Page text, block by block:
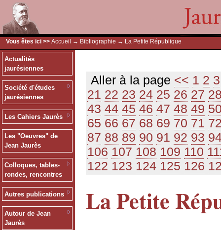
Vous êtes ici >> Accueil → Bibliographie → La Petite République
Actualités
jaurésiennes
Société d'études
jaurésiennes
Les Cahiers Jaurès
Les "Oeuvres" de
Jean Jaurès
Colloques, tables-
rondes, rencontres
Autres publications
Autour de Jean
Jaurès
Aller à la page << 1 2 3
21 22 23 24 25 26 27
43 44 45 46 47 48 49
65 66 67 68 69 70 71
87 88 89 90 91 92 93
106 107 108 109 110
122 123 124 125 126
La Petite